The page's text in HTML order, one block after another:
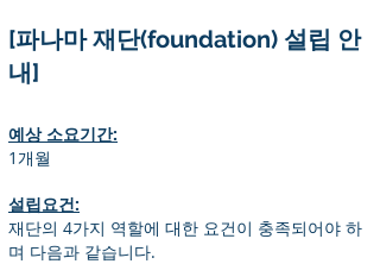
[파나마 재단(foundation) 설립 안
내]
예상 소요기간:
1개월
설립요건:
재단의 4가지 역할에 대한 요건이 충족되어야 하
며 다음과 같습니다.